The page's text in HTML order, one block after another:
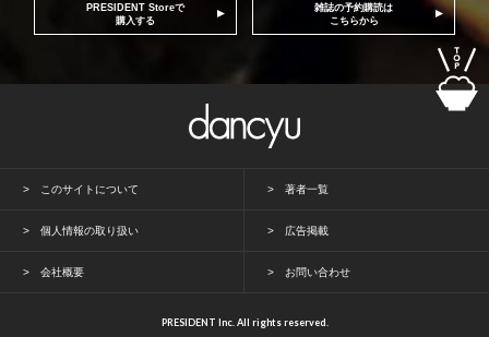
PRESIDENT Storeで
購入する
雑誌の予約購読は
こちらから
このサイトについて 著者一覧
個人情報の取り扱い 広告掲載
会社概要 お問い合わせ
PRESIDENT Inc. All rights reserved.